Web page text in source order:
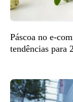
Páscoa no e-
tendências para